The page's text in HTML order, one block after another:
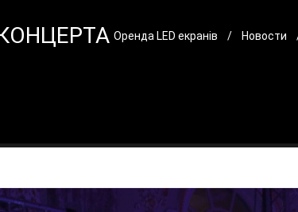
Оренда LED екранів Новости